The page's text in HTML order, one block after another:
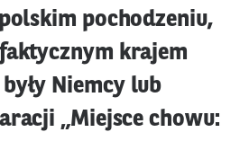
pochodzeniu,
krajem
Niemcy lub
„Miejsce chowu: